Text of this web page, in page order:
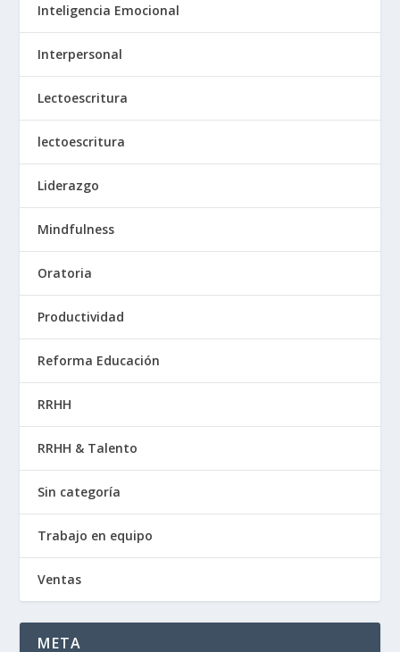
Inteligencia Emocional
Interpersonal
Lectoescritura
lectoescritura
Liderazgo
Mindfulness
Oratoria
Productividad
Reforma Educación
RRHH
RRHH & Talento
Sin categoría
Trabajo en equipo
Ventas
META